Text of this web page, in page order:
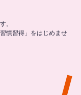
。
慣習得」をはじめませ